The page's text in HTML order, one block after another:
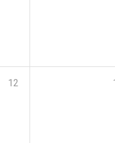
12